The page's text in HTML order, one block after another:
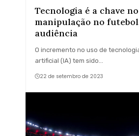
Tecnologia é a chave
manipulação no
audiência
O incremento no uso de
artificial (IA) tem sido…
22 de setembro de 2023